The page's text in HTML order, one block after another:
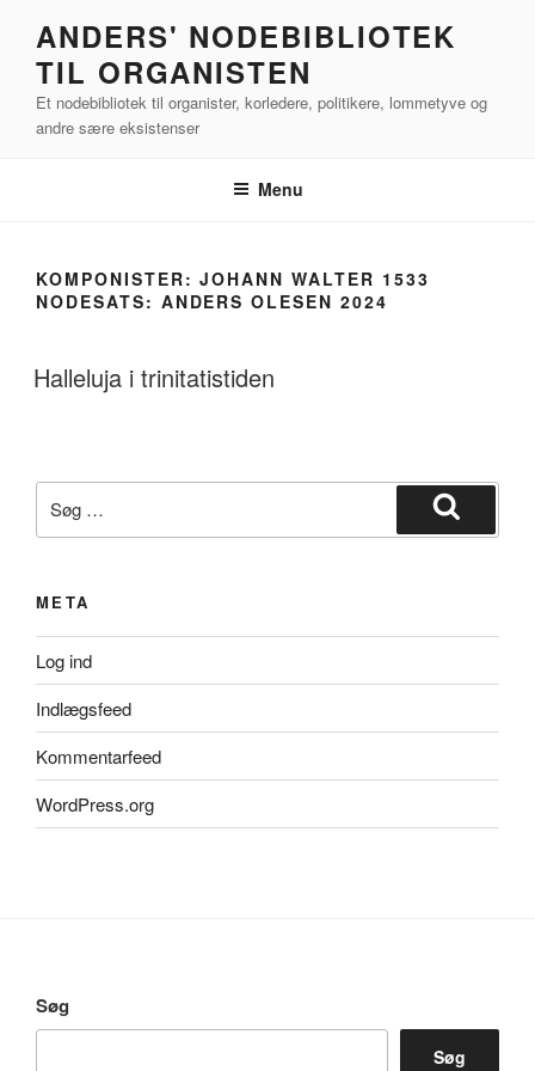
indhold
ANDERS' NODEBIBLIOTEK
TIL ORGANISTEN
Et nodebibliotek til organister, korledere, politikere, lommetyve og
andre sære eksistenser
Menu
KOMPONISTER:JOHANN WALTER 1533
NODESATS: ANDERS OLESEN 2024
Halleluja i trinitatistiden
efter:
Søg
META
Log ind
Indlægsfeed
Kommentarfeed
WordPress.org
Søg
Søg